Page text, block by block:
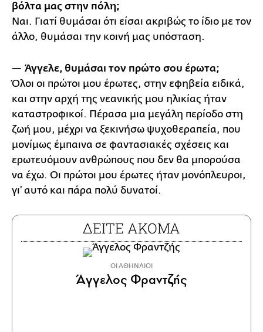
βόλτα μας στην πόλη;
Ναι. Γιατί θυμάσαι ότι είσαι ακριβώς το ίδιο με τον
άλλο, θυμάσαι την κοινή μας υπόσταση.
— Άγγελε, θυμάσαι τον πρώτο σου έρωτα;
Όλοι οι πρώτοι μου έρωτες, στην εφηβεία ειδικά,
και στην αρχή της νεανικής μου ηλικίας ήταν
καταστροφικοί. Πέρασα μια μεγάλη περίοδο στη
ζωή μου, μέχρι να ξεκινήσω ψυχοθεραπεία, που
μονίμως έμπαινα σε φαντασιακές σχέσεις και
ερωτευόμουν ανθρώπους που δεν θα μπορούσα
να έχω. Οι πρώτοι μου έρωτες ήταν μονόπλευροι,
γι’ αυτό και πάρα πολύ δυνατοί.
ΔΕΙΤΕ ΑΚΟΜΑ
ΟΙ ΑΘΗΝΑΙΟΙ
Άγγελος Φραντζής